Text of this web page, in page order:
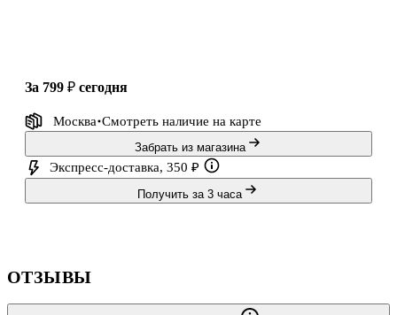
за 799 ₽ сегодня
Москва Смотреть наличие на карте
Забрать из магазина
Экспресс-доставка, 350 ₽
Получить за 3 часа
ОТЗЫВЫ